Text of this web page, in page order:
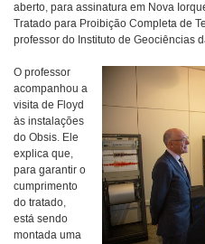
aberto, para assinatura em Nova
Tratado para Proibição Completa de
professor do Instituto de Geociências
O professor
acompanhou a
visita de Floyd
às instalações
do Obsis. Ele
explica que,
para garantir o
cumprimento
do tratado,
está sendo
montada uma